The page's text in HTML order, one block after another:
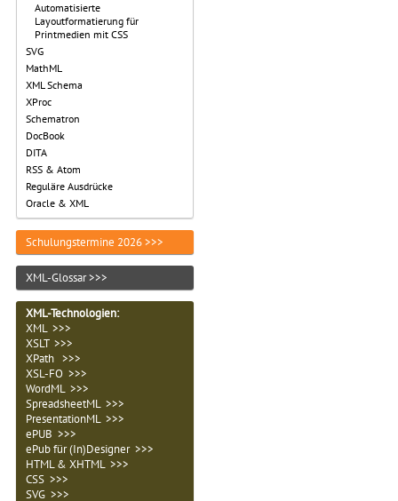
Automatisierte
Layoutformatierung für
Printmedien mit CSS
SVG
MathML
XML Schema
XProc
Schematron
DocBook
DITA
RSS & Atom
Reguläre Ausdrücke
Oracle & XML
Schulungstermine 2026 >>>
XML-Glossar >>>
XML-Technologien:
XML >>>
XSLT >>>
XPath >>>
XSL-FO >>>
WordML >>>
SpreadsheetML >>>
PresentationML >>>
ePUB >>>
ePub für (In)Designer >>>
HTML & XHTML >>>
CSS >>>
SVG >>>